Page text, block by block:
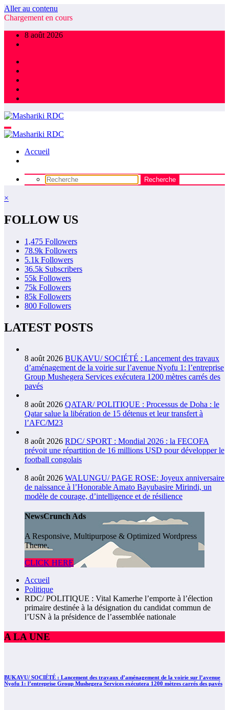
Aller au contenu
Chargement en cours
8 août 2026
Accueil
×
FOLLOW US
1,475 Followers
78.9k Followers
5.1k Followers
36.5k Subscribers
55k Followers
75k Followers
85k Followers
800 Followers
LATEST POSTS
8 août 2026 BUKAVU/ SOCIÉTÉ : Lancement des travaux
d’aménagement de la voirie sur l’avenue Nyofu 1: l’entreprise
Group Mushegera Services exécutera 1200 mètres carrés des
pavés
8 août 2026 QATAR/ POLITIQUE : Processus de Doha : le
Qatar salue la libération de 15 détenus et leur transfert à
l’AFC/M23
8 août 2026 RDC/ SPORT : Mondial 2026 : la FECOFA
prévoit une répartition de 16 millions USD pour développer le
football congolais
8 août 2026 WALUNGU/ PAGE ROSE: Joyeux anniversaire
de naissance à l’Honorable Amato Bayubasire Mirindi, un
modèle de courage, d’intelligence et de résilience
NewsCrunch Ads
A Responsive, Multipurpose & Optimized Wordpress
Theme.
CLICK HERE
Accueil
Politique
RDC/ POLITIQUE : Vital Kamerhe l’emporte à l’élection
primaire destinée à la désignation du candidat commun de
l’USN à la présidence de l’assemblée nationale
A LA UNE
BUKAVU/ SOCIÉTÉ : Lancement des travaux d’aménagement de la voirie sur l’avenue
Nyofu 1: l’entreprise Group Mushegera Services exécutera 1200 mètres carrés des pavés